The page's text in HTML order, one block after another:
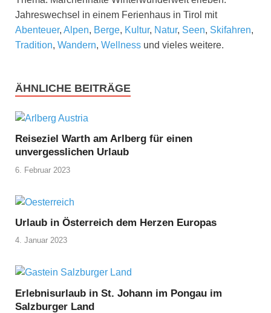
Jahreswechsel in einem Ferienhaus in Tirol mit
Abenteuer, Alpen, Berge, Kultur, Natur, Seen, Skifahren,
Tradition, Wandern, Wellness und vieles weitere.
ÄHNLICHE BEITRÄGE
Reiseziel Warth am Arlberg für einen
unvergesslichen Urlaub
6. Februar 2023
Urlaub in Österreich dem Herzen Europas
4. Januar 2023
Erlebnisurlaub in St. Johann im Pongau im
Salzburger Land